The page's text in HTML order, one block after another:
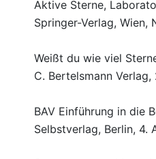
Aktive Sterne,
Springer-Verlag, Wien,
Weißt du wie viel
C. Bertelsmann Verlag,
BAV Einführung in die
Selbstverlag, Berlin, 4.